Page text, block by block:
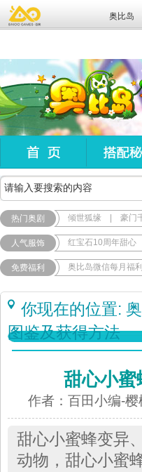
奥比岛
热门奥剧 倾世狐缘 豪门
人气服饰 红宝石10周年甜心
免费福利 奥比岛微信每月福利
你现在的位置:
图鉴及获得方法
甜心小蜜
作者：百田小编-
甜心小蜜蜂变异
动物，甜心小蜜